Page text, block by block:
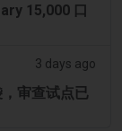
15,000 口
3 days ago
审查试点已